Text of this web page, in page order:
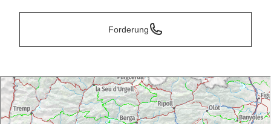
Forderung